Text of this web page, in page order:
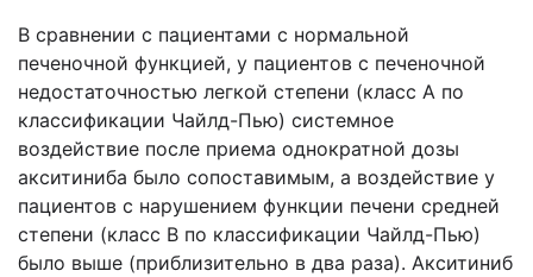
В сравнении с пациентами с нормальной
печеночной функцией, у пациентов с печеночной
недостаточностью легкой степени (класс А по
классификации Чайлд-Пью) системное
воздействие после приема однократной дозы
акситиниба было сопоставимым, а воздействие у
пациентов с нарушением функции печени средней
степени (класс В по классификации Чайлд-Пью)
было выше (приблизительно в два раза). Акситиниб